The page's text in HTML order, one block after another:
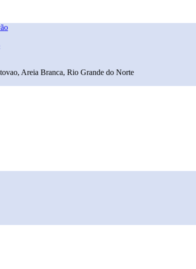
Areia Branca, Rio Grande do Norte